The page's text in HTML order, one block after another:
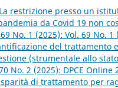
La restrizione presso un
da Covid 19 non
No. 1 (2025): Vol. 69 No.
del trattamento
(strumentale allo
No. 2 (2025): DPCE Online
di trattamento per